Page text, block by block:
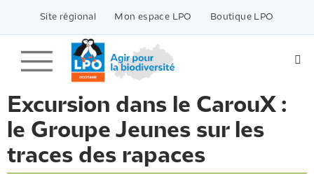
contenu
Site régional Mon espace LPO Boutique LPO
Excursion dans le CarouX :
le Groupe Jeunes sur les
traces des rapaces